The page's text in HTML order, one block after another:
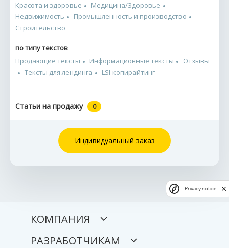
Красота и здоровье
Медицина/Здоровье
Недвижимость
Промышленность и производство
Строительство
по типу текстов
Продающие тексты
Информационные тексты
Отзывы
Тексты для лендинга
LSI-копирайтинг
Статьи на продажу 0
Индивидуальный заказ
КОМПАНИЯ
РАЗРАБОТЧИКАМ
Privacy notice